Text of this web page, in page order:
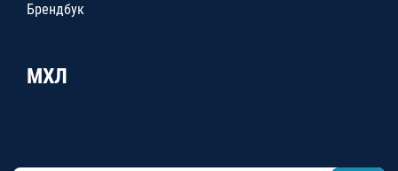
Брендбук
МХЛ